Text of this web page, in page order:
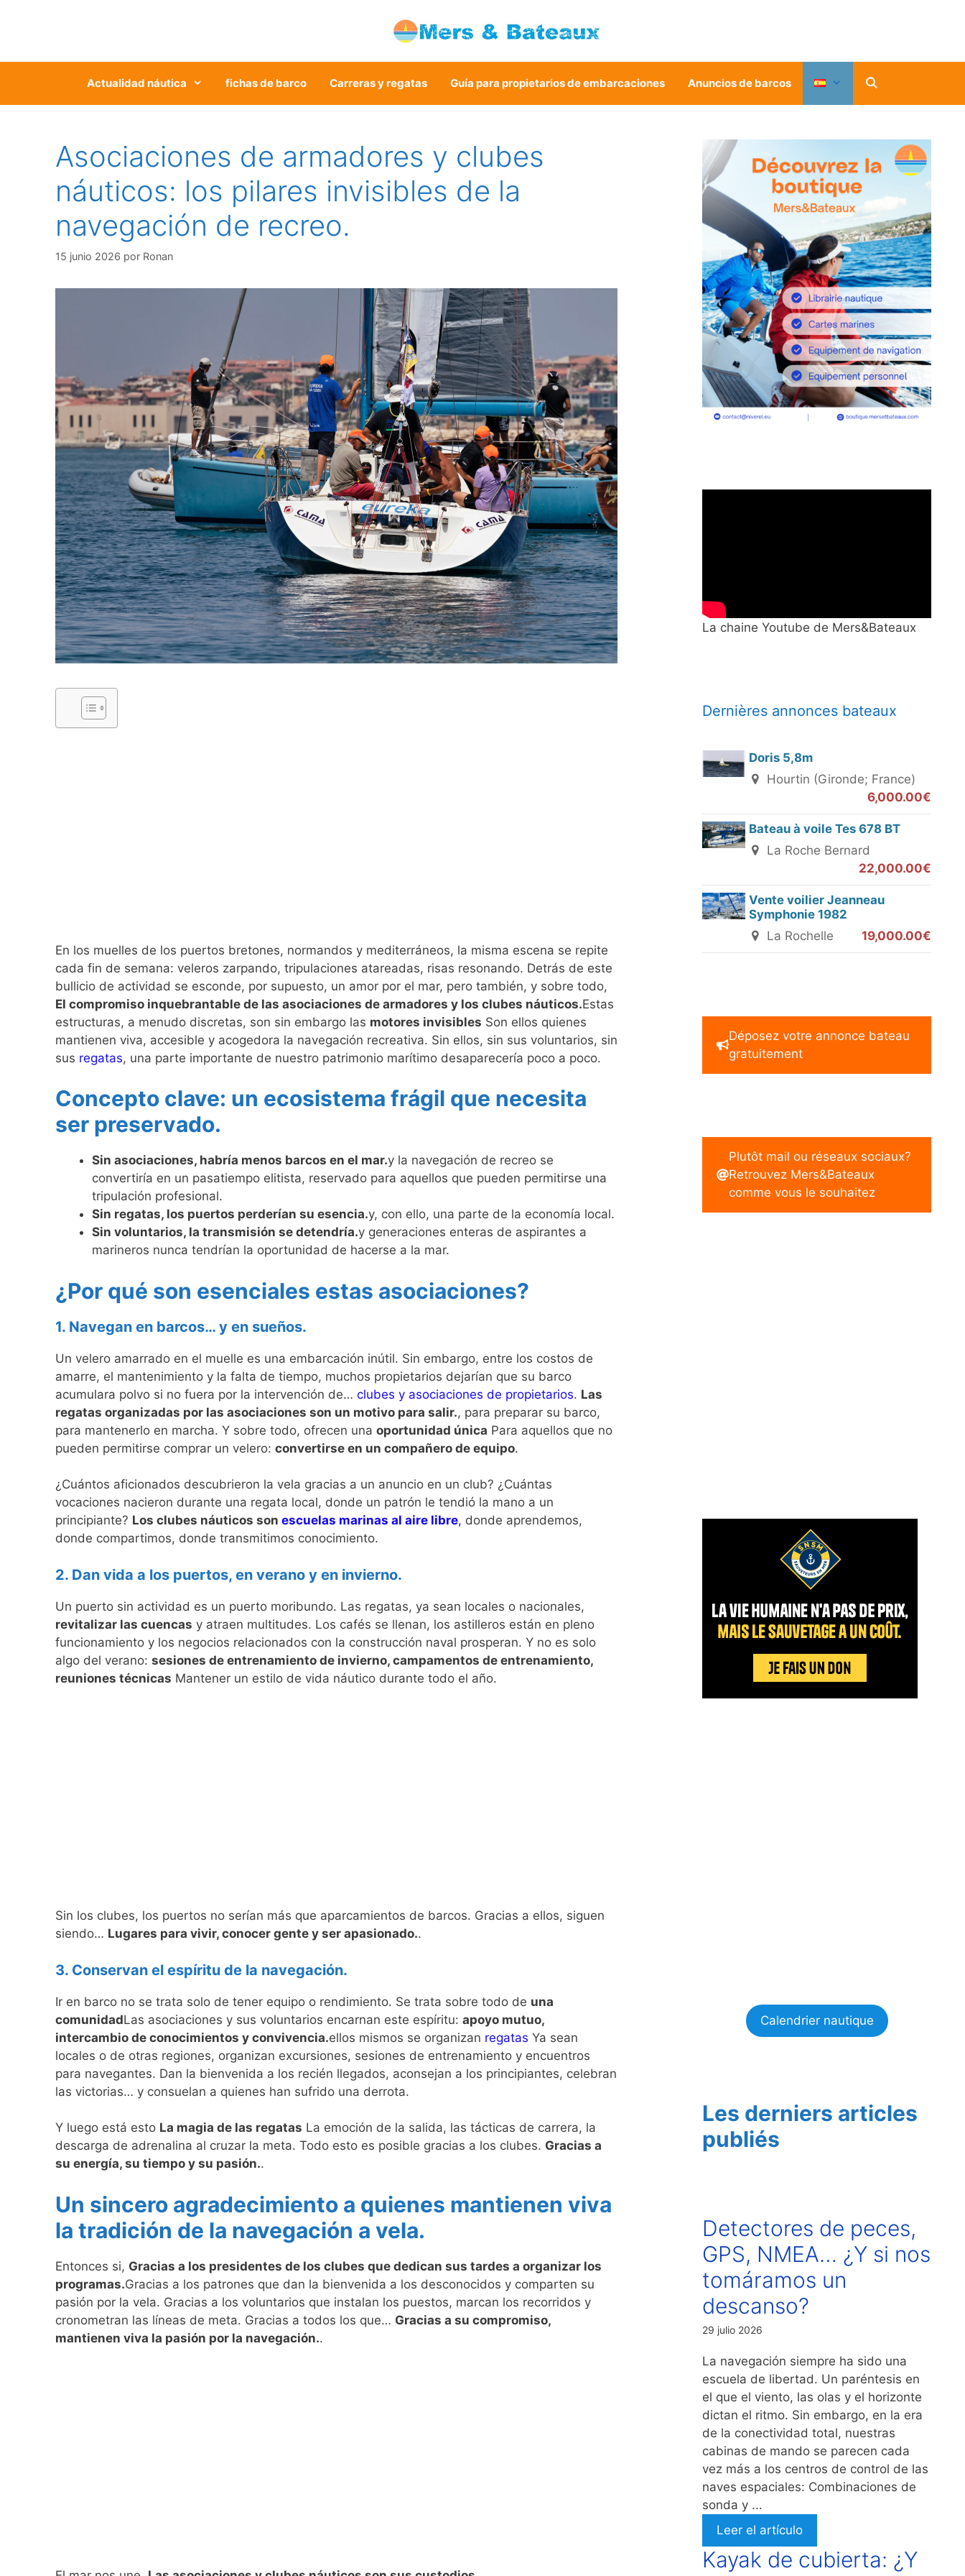
Actualidad náutica fichas de barco Carreras y regatas Guía para propietarios de embarcaciones Anuncios de barcos
Asociaciones de armadores y clubes
náuticos: los pilares invisibles de la
navegación de recreo.
15 junio 2026 por Ronan
En los muelles de los puertos bretones, normandos y mediterráneos, la misma escena se repite
cada fin de semana: veleros zarpando, tripulaciones atareadas, risas resonando. Detrás de este
bullicio de actividad se esconde, por supuesto, un amor por el mar, pero también, y sobre todo,
El compromiso inquebrantable de las asociaciones de armadores y los clubes náuticos.Estas
estructuras, a menudo discretas, son sin embargo las motores invisibles Son ellos quienes
mantienen viva, accesible y acogedora la navegación recreativa. Sin ellos, sin sus voluntarios, sin
sus regatas, una parte importante de nuestro patrimonio marítimo desaparecería poco a poco.
Concepto clave: un ecosistema frágil que necesita
ser preservado.
Sin asociaciones, habría menos barcos en el mar.y la navegación de recreo se
convertiría en un pasatiempo elitista, reservado para aquellos que pueden permitirse una
tripulación profesional.
Sin regatas, los puertos perderían su esencia.y, con ello, una parte de la economía local.
Sin voluntarios, la transmisión se detendría.y generaciones enteras de aspirantes a
marineros nunca tendrían la oportunidad de hacerse a la mar.
¿Por qué son esenciales estas asociaciones?
1. Navegan en barcos… y en sueños.
Un velero amarrado en el muelle es una embarcación inútil. Sin embargo, entre los costos de
amarre, el mantenimiento y la falta de tiempo, muchos propietarios dejarían que su barco
acumulara polvo si no fuera por la intervención de… clubes y asociaciones de propietarios. Las
regatas organizadas por las asociaciones son un motivo para salir., para preparar su barco,
para mantenerlo en marcha. Y sobre todo, ofrecen una oportunidad única Para aquellos que no
pueden permitirse comprar un velero: convertirse en un compañero de equipo.
¿Cuántos aficionados descubrieron la vela gracias a un anuncio en un club? ¿Cuántas
vocaciones nacieron durante una regata local, donde un patrón le tendió la mano a un
principiante? Los clubes náuticos son escuelas marinas al aire libre, donde aprendemos,
donde compartimos, donde transmitimos conocimiento.
2. Dan vida a los puertos, en verano y en invierno.
Un puerto sin actividad es un puerto moribundo. Las regatas, ya sean locales o nacionales,
revitalizar las cuencas y atraen multitudes. Los cafés se llenan, los astilleros están en pleno
funcionamiento y los negocios relacionados con la construcción naval prosperan. Y no es solo
algo del verano: sesiones de entrenamiento de invierno, campamentos de entrenamiento,
reuniones técnicas Mantener un estilo de vida náutico durante todo el año.
Sin los clubes, los puertos no serían más que aparcamientos de barcos. Gracias a ellos, siguen
siendo… Lugares para vivir, conocer gente y ser apasionado..
3. Conservan el espíritu de la navegación.
Ir en barco no se trata solo de tener equipo o rendimiento. Se trata sobre todo de una
comunidadLas asociaciones y sus voluntarios encarnan este espíritu: apoyo mutuo,
intercambio de conocimientos y convivencia.ellos mismos se organizan regatas Ya sean
locales o de otras regiones, organizan excursiones, sesiones de entrenamiento y encuentros
para navegantes. Dan la bienvenida a los recién llegados, aconsejan a los principiantes, celebran
las victorias… y consuelan a quienes han sufrido una derrota.
Y luego está esto La magia de las regatas La emoción de la salida, las tácticas de carrera, la
descarga de adrenalina al cruzar la meta. Todo esto es posible gracias a los clubes. Gracias a
su energía, su tiempo y su pasión..
Un sincero agradecimiento a quienes mantienen viva
la tradición de la navegación a vela.
Entonces si, Gracias a los presidentes de los clubes que dedican sus tardes a organizar los
programas.Gracias a los patrones que dan la bienvenida a los desconocidos y comparten su
pasión por la vela. Gracias a los voluntarios que instalan los puestos, marcan los recorridos y
cronometran las líneas de meta. Gracias a todos los que… Gracias a su compromiso,
mantienen viva la pasión por la navegación..
La chaine Youtube de Mers&Bateaux
Dernières annonces bateaux
Doris 5,8m
Hourtin (Gironde; France)
6,000.00€
Bateau à voile Tes 678 BT
La Roche Bernard
22,000.00€
Vente voilier Jeanneau
Symphonie 1982
La Rochelle
19,000.00€
Déposez votre annonce bateau
gratuitement
Plutôt mail ou réseaux sociaux?
Retrouvez Mers&Bateaux
comme vous le souhaitez
Calendrier nautique
Les derniers articles
publiés
Detectores de peces,
GPS, NMEA… ¿Y si nos
tomáramos un
descanso?
29 julio 2026
La navegación siempre ha sido una
escuela de libertad. Un paréntesis en
el que el viento, las olas y el horizonte
dictan el ritmo. Sin embargo, en la era
de la conectividad total, nuestras
cabinas de mando se parecen cada
vez más a los centros de control de las
naves espaciales: Combinaciones de
sonda y ...
Leer el artículo
Kayak de cubierta: ¿Y